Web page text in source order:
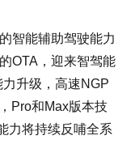
智能辅助驾驶能力
OTA，迎来智驾能
升级，高速NGP
Pro和Max版本技
力将持续反哺全系